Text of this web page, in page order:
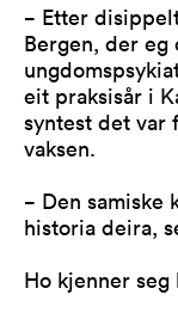
− Etter
Bergen, der eg
eit praksisår i
syntest det var
vaksen.
− Den samiske
historia deira,
Ho kjenner seg